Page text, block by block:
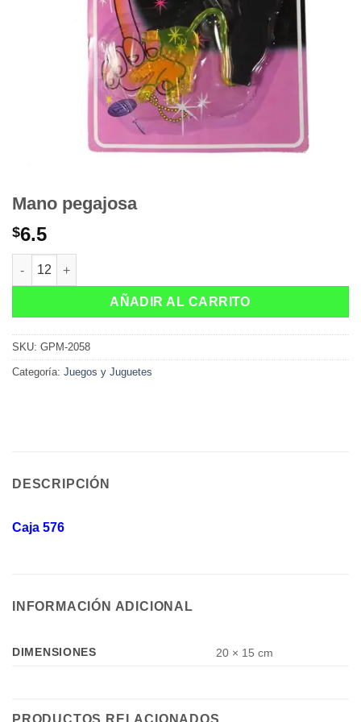
Mano pegajosa
$6.5
Mano pegajosa cantidad
AÑADIR AL CARRITO
SKU: GPM-2058
Categoría: Juegos y Juguetes
DESCRIPCIÓN
Caja 576
INFORMACIÓN ADICIONAL
DIMENSIONES 20 × 15 cm
PRODUCTOS RELACIONADOS